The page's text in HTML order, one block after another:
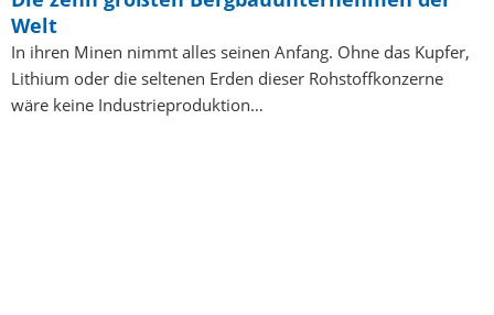
Welt
In ihren Minen nimmt alles seinen Anfang. Ohne das Kupfer,
Lithium oder die seltenen Erden dieser Rohstoffkonzerne
wäre keine Industrieproduktion…